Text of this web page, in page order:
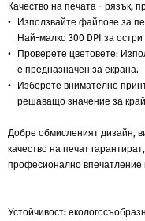
Качество на печата - рязък,
Използвайте файлове за
Най-малко 300 DPI за
Проверете цветовете:
е предназначен за екрана.
Изберете внимателно
решаващо значение за
Добре обмисленият дизайн,
качество на печат
професионално впечатление
Устойчивост: